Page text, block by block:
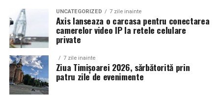
Echilibrul dintre estetica si utilizare reala
Un aspect specific evenimentelor auto din Cluj este
prezenta multor masini care nu sunt doar proiecte de
show, ci si vehicule utilizate zilnic. Proprietarii acestora
cauta solutii care sa le permita sa participe la
evenimente fara a sacrifica complet confortul sau
siguranta pe drumurile publice.
UNCATEGORIZED 7 zile inainte
Axis lanseaza o carcasa pentru conectarea
camerelor video IP la retele celulare
private
7 zile inainte
Ziua Timișoarei 2026, sărbătorită prin
patru zile de evenimente